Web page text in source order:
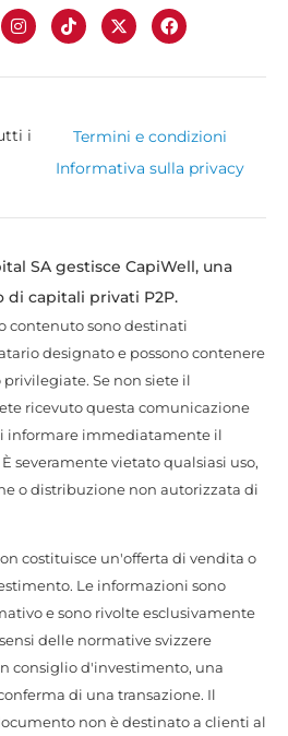
i
Termini e condizioni
Informativa sulla privacy
SA gestisce CapiWell, una
capitali privati P2P.
contenuto sono destinati
designato e possono contenere
Se non siete il
ricevuto questa comunicazione
informare immediatamente il
severamente vietato qualsiasi uso,
o distribuzione non autorizzata di
costituisce un'offerta di vendita o
Le informazioni sono
e sono rivolte esclusivamente
delle normative svizzere
consiglio d'investimento, una
di una transazione. Il
non è destinato a clienti al